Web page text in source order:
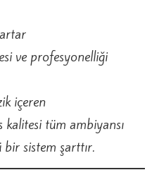
ve profesyonelliği
içeren
tüm ambiyansı
sistem şarttır.